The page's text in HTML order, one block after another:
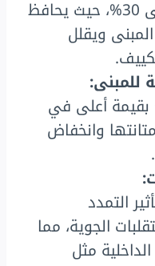
الكهرباء بنسبة تصل إلى 30%، حيث يحافظ
ويقلل
للمبنى:
بقيمة أعلى في
وانخفاض
التمدد
الجوية، مما
مثل